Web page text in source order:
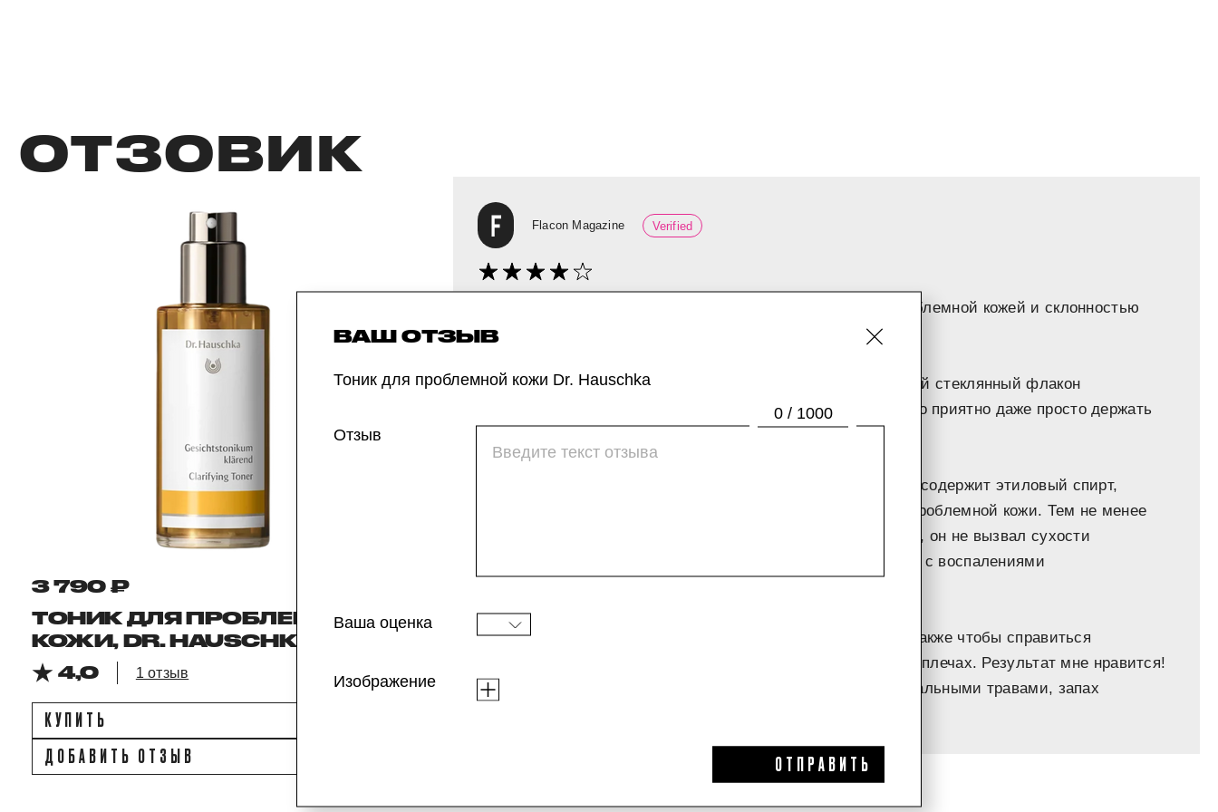
ОТЗОВИК
3 790 ₽
ТОНИК ДЛЯ ПРОБЛЕМНОЙ
КОЖИ, DR. HAUSCHKA
4,0
1 отзыв
КУПИТЬ
ДОБАВИТЬ ОТЗЫВ
ВАШ ОТЗЫВ
Тоник для проблемной кожи Dr. Hauschka
Отзыв
0 / 1000
Ваша оценка
Изображение
ОТПРАВИТЬ
Flacon Magazine Verified
Натуральный тоник протестировала редакторка Инна с проблемной кожей и склонностью
к высыпаниям. Далее — прямая речь:
«Упаковка у тоника — абсолютная „тихая роскошь“. Тяжелый стеклянный флакон
с добротным металлическим распылителем — это средство приятно даже просто держать
А вот содержимое вызвало противоречивые эмоции. Тоник содержит этиловый спирт,
я против этого компонента в составах даже для жирной и проблемной кожи. Тем не менее
решила рискнуть и нанести продукт на лицо. На удивление, он не вызвал сухости
и не повысил жирность кожи. Наоборот, отлично справился с воспалениями
Думаю, тоник особенно подойдет на теплое время года, а также чтобы справиться
с воспалениями на теле. Я часто использую его на груди и плечах. Результат мне нравится!
Отдельно хочется отметить аромат: средство пахнет натуральными травами, запах